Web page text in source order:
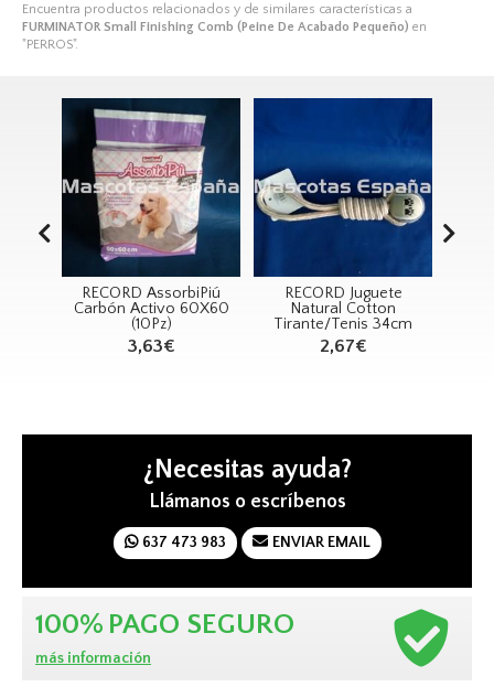
Encuentra productos relacionados y de similares características a
FURMINATOR Small Finishing Comb (Peine De Acabado Pequeño) en
"PERROS".
RECORD Juguete
Natural Cotton
Tirante/Tenis 34cm
2,67€
RECORD Perfume
Mr.Dog 100ml
11,43€
¿Necesitas ayuda?
Llámanos o escríbenos
637 473 983 ENVIAR EMAIL
100% PAGO SEGURO
más información